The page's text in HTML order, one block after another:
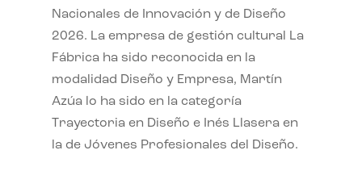
Nacionales de Innovación y de Diseño
2026. La empresa de gestión cultural La
Fábrica ha sido reconocida en la
modalidad Diseño y Empresa, Martín
Azúa lo ha sido en la categoría
Trayectoria en Diseño e Inés Llasera en
la de Jóvenes Profesionales del Diseño.